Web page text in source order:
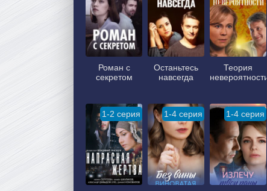
Роман с
секретом
Останьтесь
навсегда
Теория
невероятности
1-2 серия 1-4 серия 1-4 серия